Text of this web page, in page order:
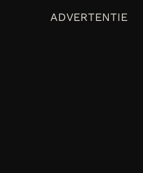
ADVERTENTIE